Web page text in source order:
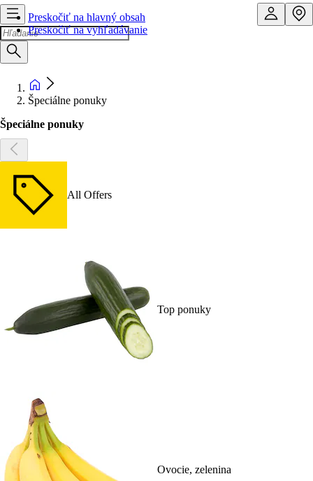
Preskočiť na hlavný obsah
Preskočiť na vyhľadávanie
Špeciálne ponuky
Špeciálne ponuky
All Offers
Top ponuky
Ovocie, zelenina